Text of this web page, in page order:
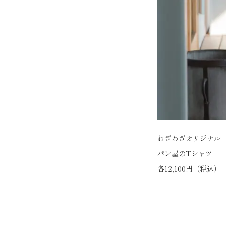
わざわざオリジナル
パン屋のTシャツ
各12,100円（税込）